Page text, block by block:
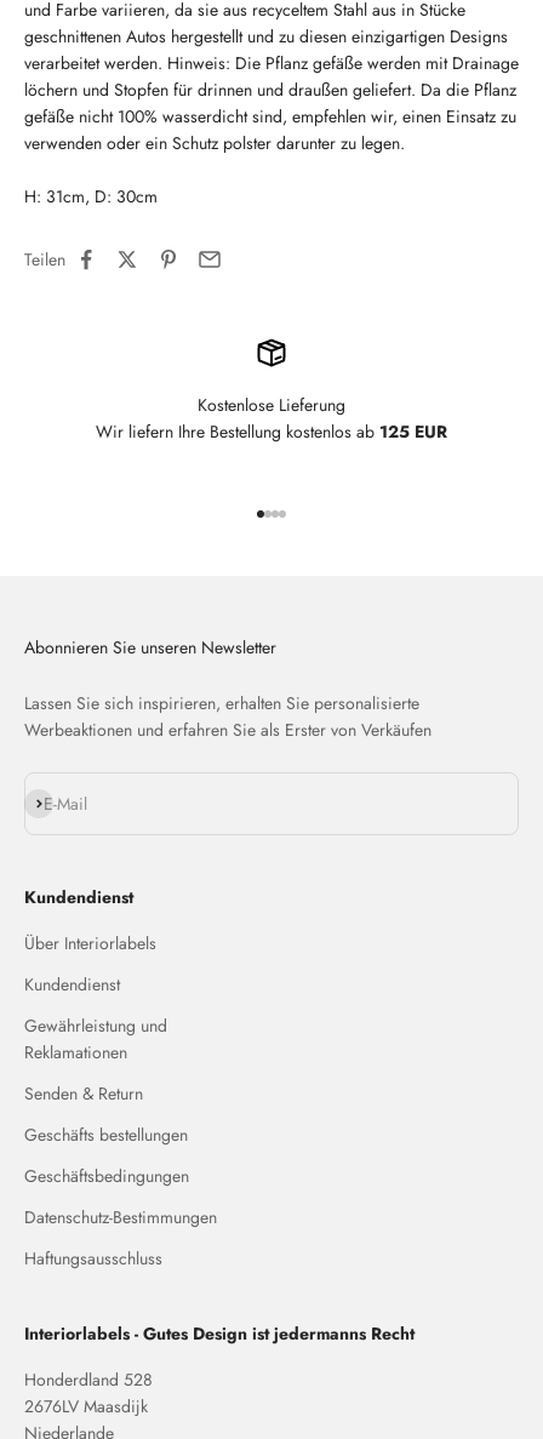
und Farbe variieren, da sie aus recyceltem Stahl aus in Stücke
geschnittenen Autos hergestellt und zu diesen einzigartigen Designs
verarbeitet werden. Hinweis: Die Pflanz gefäße werden mit Drainage
löchern und Stopfen für drinnen und draußen geliefert. Da die Pflanz
gefäße nicht 100% wasserdicht sind, empfehlen wir, einen Einsatz zu
verwenden oder ein Schutz polster darunter zu legen.
H: 31cm, D: 30cm
Teilen
Kostenlose Lieferung
Wir liefern Ihre Bestellung kostenlos ab 125 EUR
Abonnieren Sie unseren Newsletter
Lassen Sie sich inspirieren, erhalten Sie personalisierte
Werbeaktionen und erfahren Sie als Erster von Verkäufen
E-Mail
Abonnieren
Kundendienst
Über Interiorlabels
Kundendienst
Gewährleistung und
Reklamationen
Senden & Return
Geschäfts bestellungen
Geschäftsbedingungen
Datenschutz-Bestimmungen
Haftungsausschluss
Interiorlabels - Gutes Design ist jedermanns Recht
Honderdland 528
2676LV Maasdijk
Niederlande